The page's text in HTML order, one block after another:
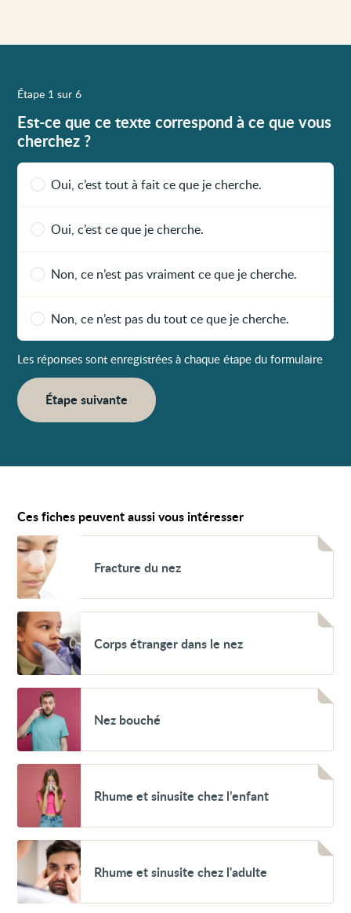
Étape 1 sur 6
Est-ce que ce texte correspond à ce que vous
cherchez ?
Oui, c’est tout à fait ce que je cherche.
Oui, c’est ce que je cherche.
Non, ce n’est pas vraiment ce que je cherche.
Non, ce n’est pas du tout ce que je cherche.
Les réponses sont enregistrées à chaque étape du formulaire
Étape suivante
Ces fiches peuvent aussi vous intéresser
Voir
Fracture
du
nez
Fracture du nez
Voir
Corps
étranger
dans
le
Corps étranger dans le nez
Voir
Nez
bouché
Nez bouché
Voir
Rhume
sinusite
chez
Rhume et sinusite chez l’enfant
Voir
Rhume
sinusite
chez
Rhume et sinusite chez l'adulte